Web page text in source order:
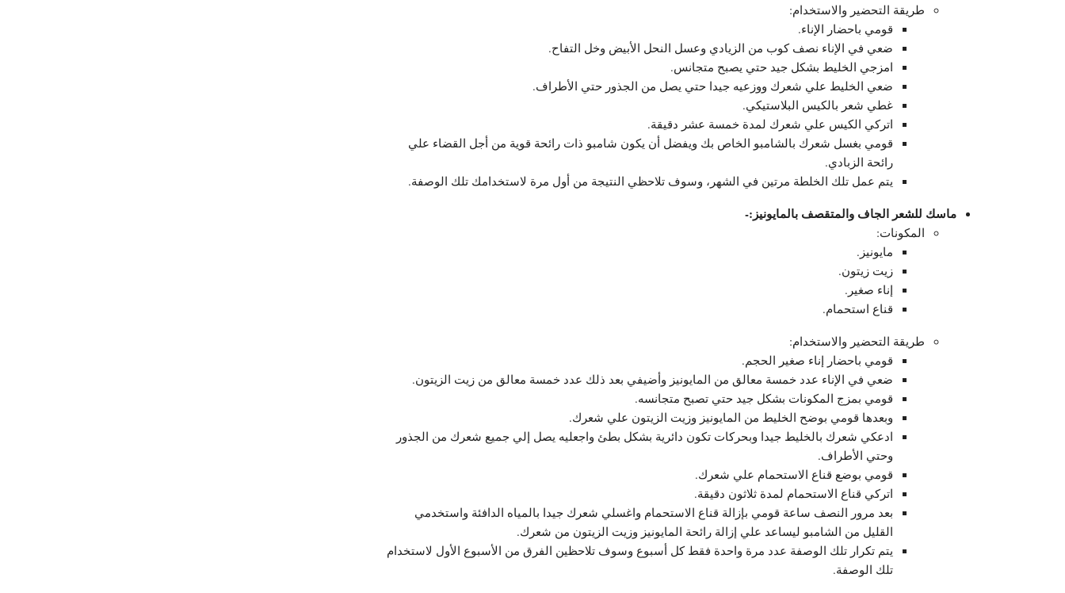
طريقة التحضير والاستخدام:
قومي باحضار الإناء.
ضعي في الإناء نصف كوب من الزيادي وعسل النحل الأبيض وخل التفاح.
امزجي الخليط بشكل جيد حتي يصبح متجانس.
ضعي الخليط علي شعرك ووزعيه جيدا حتي يصل من الجذور حتي الأطراف.
غطي شعر بالكيس البلاستيكي.
اتركي الكيس علي شعرك لمدة خمسة عشر دقيقة.
قومي بغسل شعرك بالشامبو الخاص بك ويفضل أن يكون شامبو ذات رائحة قوية من أجل القضاء علي
رائحة الزبادي.
يتم عمل تلك الخلطة مرتين في الشهر، وسوف تلاحظي النتيجة من أول مرة لاستخدامك تلك الوصفة.
ماسك للشعر الجاف والمتقصف بالمايونيز:-
المكونات:
مايونيز.
زيت زيتون.
إناء صغير.
قناع استحمام.
طريقة التحضير والاستخدام:
قومي باحضار إناء صغير الحجم.
ضعي في الإناء عدد خمسة معالق من المايونيز وأضيفي بعد ذلك عدد خمسة معالق من زيت الزيتون.
قومي بمزج المكونات بشكل جيد حتي تصبح متجانسه.
وبعدها قومي بوضح الخليط من المايونيز وزيت الزيتون علي شعرك.
ادعكي شعرك بالخليط جيدا وبحركات تكون دائرية بشكل بطئ واجعليه يصل إلي جميع شعرك من الجذور
وحتي الأطراف.
قومي بوضع قناع الاستحمام علي شعرك.
اتركي قناع الاستحمام لمدة ثلاثون دقيقة.
بعد مرور النصف ساعة قومي بإزالة قناع الاستحمام واغسلي شعرك جيدا بالمياه الدافئة واستخدمي
القليل من الشامبو ليساعد علي إزالة رائحة المايونيز وزيت الزيتون من شعرك.
يتم تكرار تلك الوصفة عدد مرة واحدة فقط كل أسبوع وسوف تلاحظين الفرق من الأسبوع الأول لاستخدام
تلك الوصفة.